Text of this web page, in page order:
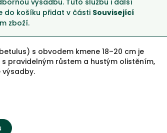
výsadbu. Tuto službu i další
do košíku přidat v části Související
zboží.
s obvodem kmene 18–20 cm je
pravidelným růstem a hustým olistěním,